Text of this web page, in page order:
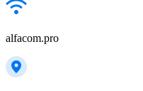
alfacom.pro